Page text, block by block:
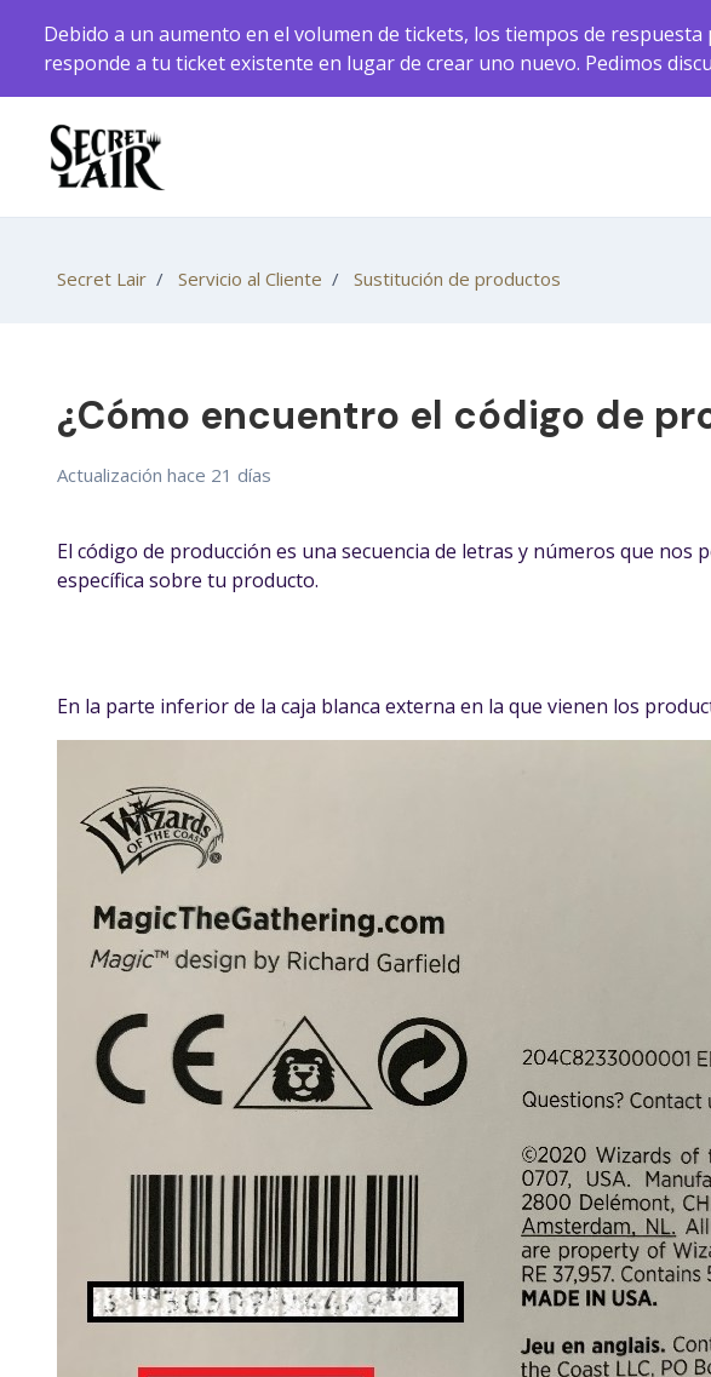
Debido a un aumento en el volumen de tickets, los tiempos de
responde a tu ticket existente en lugar de crear uno nuevo. Pedimos
Secret Lair Servicio al Cliente Sustitución de productos
¿Cómo encuentro el código de
Actualización hace 21 días
El código de producción es una secuencia de letras y números que
específica sobre tu producto.
En la parte inferior de la caja blanca externa en la que vienen los